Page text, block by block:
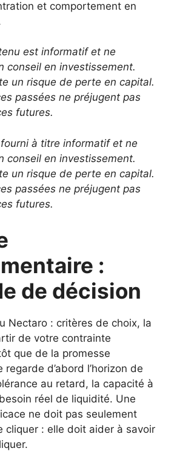
et comportement en
est informatif et ne
conseil en investissement.
un risque de perte en capital.
passées ne préjugent pas
futures.
à titre informatif et ne
conseil en investissement.
un risque de perte en capital.
passées ne préjugent pas
futures.
:
de décision
Nectaro : critères de choix, la
de votre contrainte
que de la promesse
regarde d’abord l’horizon de
au retard, la capacité à
réel de liquidité. Une
ne doit pas seulement
cliquer : elle doit aider à savoir